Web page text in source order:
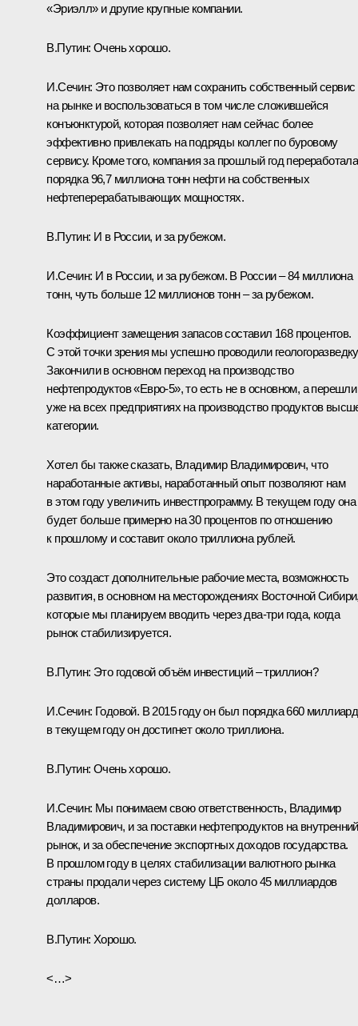
«Эриэлл» и другие крупные компании.
В.Путин: Очень хорошо.
И.Сечин: Это позволяет нам сохранить собственный сервис
на рынке и воспользоваться в том числе сложившейся
конъюнктурой, которая позволяет нам сейчас более
эффективно привлекать на подряды коллег по буровому
сервису. Кроме того, компания за прошлый год переработала
порядка 96,7 миллиона тонн нефти на собственных
нефтеперерабатывающих мощностях.
В.Путин: И в России, и за рубежом.
И.Сечин: И в России, и за рубежом. В России – 84 миллиона
тонн, чуть больше 12 миллионов тонн – за рубежом.
Коэффициент замещения запасов составил 168 процентов.
С этой точки зрения мы успешно проводили
Закончили в основном переход на производство
нефтепродуктов «Евро-5», то есть не в основном, а перешли
уже на всех предприятиях на производство продуктов
категории.
Хотел бы также сказать, Владимир Владимирович, что
наработанные активы, наработанный опыт позволяют нам
в этом году увеличить инвестпрограмму. В текущем году она
будет больше примерно на 30 процентов по отношению
к прошлому и составит около триллиона рублей.
Это создаст дополнительные рабочие места, возможность
развития, в основном на месторождениях Восточной
которые мы планируем вводить через два-три года, когда
рынок стабилизируется.
В.Путин: Это годовой объём инвестиций – триллион?
И.Сечин: Годовой. В 2015 году он был порядка 660
в текущем году он достигнет около триллиона.
В.Путин: Очень хорошо.
И.Сечин: Мы понимаем свою ответственность, Владимир
Владимирович, и за поставки нефтепродуктов на внутренний
рынок, и за обеспечение экспортных доходов государства.
В прошлом году в целях стабилизации валютного рынка
страны продали через систему ЦБ около 45 миллиардов
долларов.
В.Путин: Хорошо.
<…>